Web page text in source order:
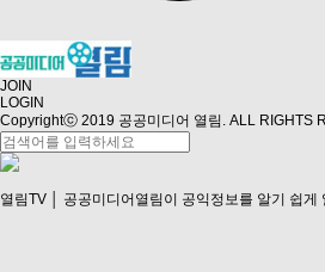
JOIN
LOGIN
Copyrightⓒ 2019 공공미디어 열림. ALL RIGHTS
열림TV │ 공공미디어열림이 공익정보를 알기 쉽게